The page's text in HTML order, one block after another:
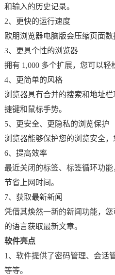
和输入的历史记录。
2、更快的运行速度
欧朋浏览器电脑版会压缩页面数
3、更具个性的浏览器
拥有 1,000 多个扩展，您可以轻
4、更简单的风格
浏览器具有合并的搜索和地址
捷键和鼠标手势。
5、更安全、更隐私的浏览保护
浏览器能够保护您的浏览安全，
6、提高效率
最近关闭的标签、标签循环功
节省上网时间。
7、获取最新新闻
凭借其焕然一新的新闻功能，
的语言获取最新文章。
软件亮点
1、软件提供了密码管理、会话
等等。